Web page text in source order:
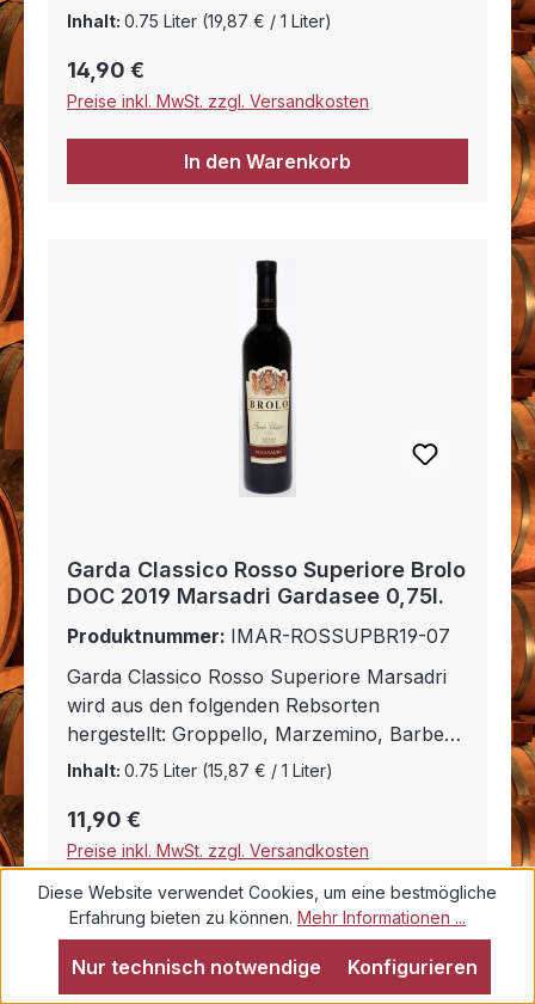
Intensität, Ausdruck der warmen und
Lebenskultur, versprüht Eleganz und
beachtliche Persönlichkeit.
Bandnudeln mit Wildragout, Gnocchi mit
schwarzen Trüffeln und Steinpilzen, Reh-
Inhalt: 0.75 Liter (19,87 € / 1 Liter)
Regulärer Preis:
14,90 €
Preise inkl. MwSt. zzgl. Versandkosten
In den Warenkorb
Garda Classico Rosso Superiore Brolo
DOC 2019 Marsadri Gardasee 0,75l.
Produktnummer: IMAR-ROSSUPBR19-07
Garda Classico Rosso Superiore Marsadri
wird aus den folgenden Rebsorten
hergestellt: Groppello, Marzemino, Barbera
und Sangiovese. Er hat eine besondere
Barriquefässern gelagert. Er begleitet vor
allem Fleischgerichte und typische Speisen
der einheimischen Küche. Er kann auch am
Ende der Mahlzeit zum Käse getrunken
werden. Dabei achtet der Kellermeister auf
ein harmonisches Verhältnis des Holzes
zum Wein. Nicht die Toast- und
Inhalt: 0.75 Liter (15,87 € / 1 Liter)
Regulärer Preis:
11,90 €
Preise inkl. MwSt. zzgl. Versandkosten
In den Warenkorb
Diese Website verwendet Cookies, um eine bestmögliche
Erfahrung bieten zu können. Mehr Informationen ...
Nur technisch notwendige Konfigurieren